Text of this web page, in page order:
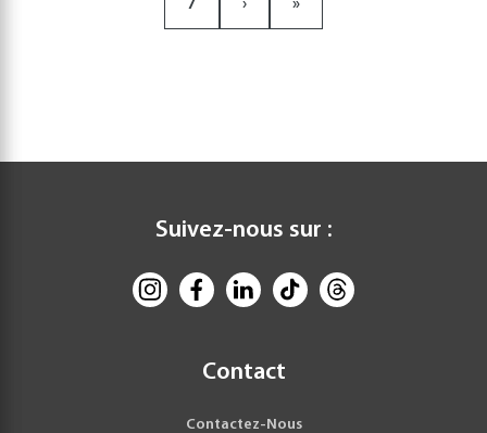
7 › »
Suivez-nous sur :
Contact
Contactez-Nous